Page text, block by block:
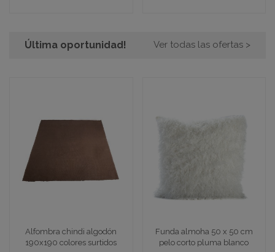
Última oportunidad! Ver todas las ofertas >
Alfombra chindi algodón
190x190 colores surtidos
Cod. A0063
Alfombra chindi algodón
190x190 colores surtidos
pelo corto pluma blanco
Fund 50 x 50 cm bco
Cod. F0176BL
Funda almoha 50 x 50 cm
pelo corto pluma blanco